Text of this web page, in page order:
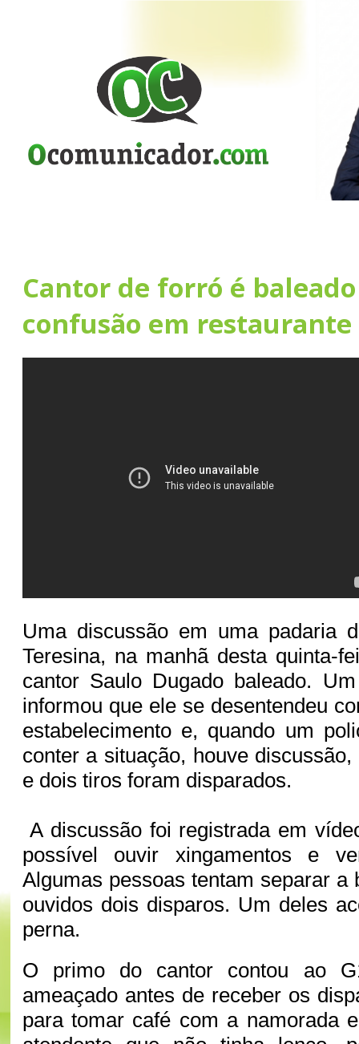
Cantor de forró é
confusão em restaurante
Uma discussão em uma padaria
Teresina, na manhã desta quinta-
cantor Saulo Dugado baleado.
informou que ele se desentendeu
estabelecimento e, quando um
conter a situação, houve
e dois tiros foram disparados.
A discussão foi registrada em
possível ouvir xingamentos e
Algumas pessoas tentam separar a
ouvidos dois disparos. Um deles
perna.
O primo do cantor contou ao
ameaçado antes de receber os
para tomar café com a namorada